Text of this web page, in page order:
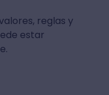
reglas y
estar